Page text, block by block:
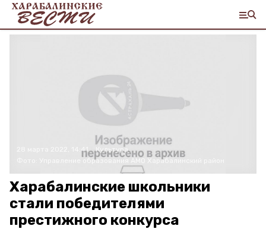
28 марта 2022, 14:41
Культура
Управление образования АМО Харабалинский район
Харабалинские школьники
стали победителями
престижного конкурса